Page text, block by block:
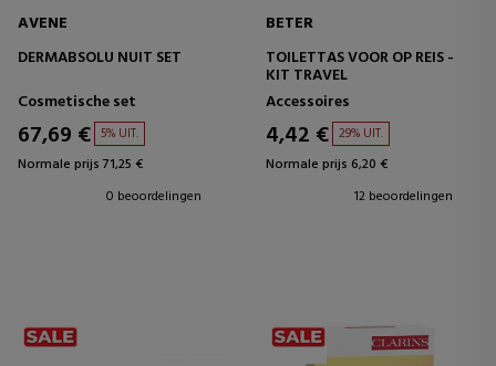
AVENE
DERMABSOLU NUIT SET
Cosmetische set
67,69 € 5% UIT.
Normale prijs 71,25 €
0 beoordelingen
BETER
TOILETTAS VOOR OP REIS -
KIT TRAVEL
Accessoires
4,42 € 29% UIT.
Normale prijs 6,20 €
12 beoordelingen